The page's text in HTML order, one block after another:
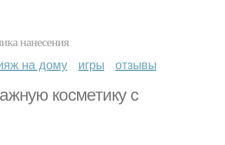
нанесения
на дому игры отзывы
косметику с